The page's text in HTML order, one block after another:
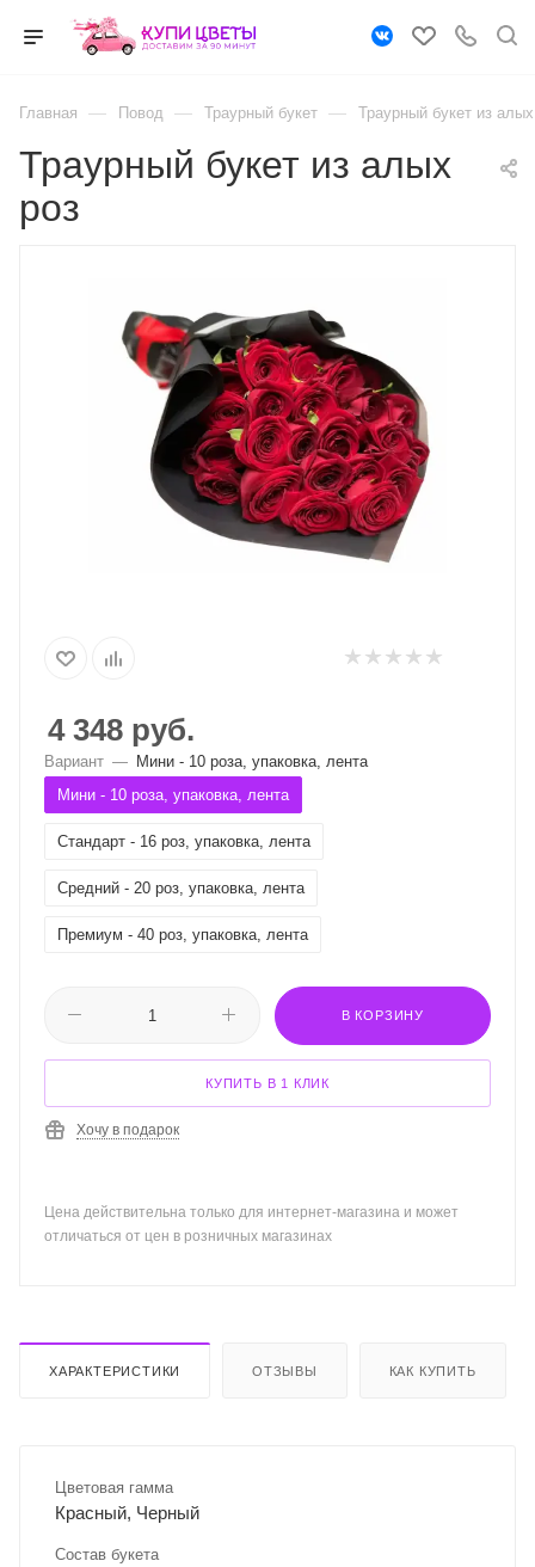
Главная — Повод — Траурный букет — Траурный букет из
Траурный букет из алых
роз
4 348 руб.
Вариант — Мини - 10 роза, упаковка, лента
Мини - 10 роза, упаковка, лента
Стандарт - 16 роз, упаковка, лента
Средний - 20 роз, упаковка, лента
Премиум - 40 роз, упаковка, лента
В КОРЗИНУ
КУПИТЬ В 1 КЛИК
Хочу в подарок
Цена действительна только для интернет-магазина и может
отличаться от цен в розничных магазинах
ХАРАКТЕРИСТИКИ ОТЗЫВЫ КАК КУПИТЬ
Цветовая гамма
Красный, Черный
Состав букета